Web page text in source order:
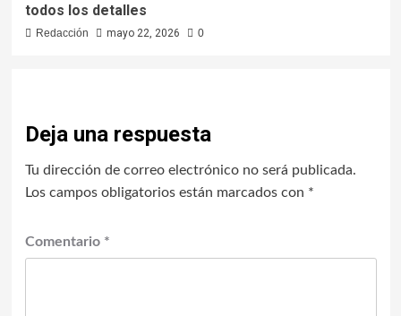
todos los detalles
Redacción mayo 22, 2026 0
Deja una respuesta
Tu dirección de correo electrónico no será publicada.
Los campos obligatorios están marcados con *
Comentario *